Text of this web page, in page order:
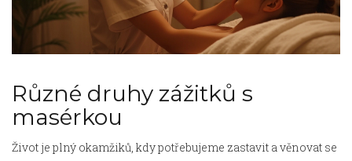
Různé druhy zážitků s
masérkou
Život je plný okamžiků, kdy potřebujeme zastavit a věnovat se